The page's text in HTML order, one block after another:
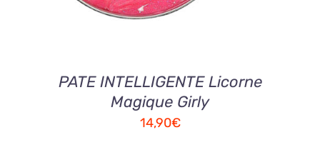
PATE INTELLIGENTE Licorne
Magique Girly
14,90€